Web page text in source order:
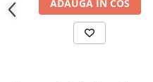
Pixuri
Pixuri cu mecanism
Pixuri fara mecanism
ADAUGA IN COS